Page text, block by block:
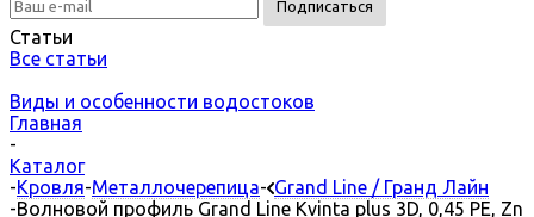
Статьи
Все статьи
Виды и особенности водостоков
Главная
-
Каталог
-Кровля-Металлочерепица- Grand Line / Гранд Лайн
-Волновой профиль Grand Line Kvinta plus 3D, 0,45 PE, Zn